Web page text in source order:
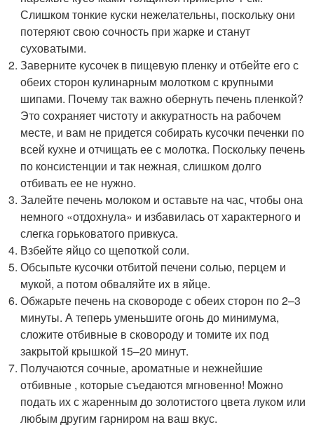
Слишком тонкие куски нежелательны, поскольку они
потеряют свою сочность при жарке и станут
суховатыми.
Заверните кусочек в пищевую пленку и отбейте его с
обеих сторон кулинарным молотком с крупными
шипами. Почему так важно обернуть печень пленкой?
Это сохраняет чистоту и аккуратность на рабочем
месте, и вам не придется собирать кусочки печенки по
всей кухне и отчищать ее с молотка. Поскольку печень
по консистенции и так нежная, слишком долго
отбивать ее не нужно.
Залейте печень молоком и оставьте на час, чтобы она
немного «отдохнула» и избавилась от характерного и
слегка горьковатого привкуса.
Взбейте яйцо со щепоткой соли.
Обсыпьте кусочки отбитой печени солью, перцем и
мукой, а потом обваляйте их в яйце.
Обжарьте печень на сковороде с обеих сторон по 2–3
минуты. А теперь уменьшите огонь до минимума,
сложите отбивные в сковороду и томите их под
закрытой крышкой 15–20 минут.
Получаются сочные, ароматные и нежнейшие
отбивные , которые съедаются мгновенно! Можно
подать их с жаренным до золотистого цвета луком или
любым другим гарниром на ваш вкус.